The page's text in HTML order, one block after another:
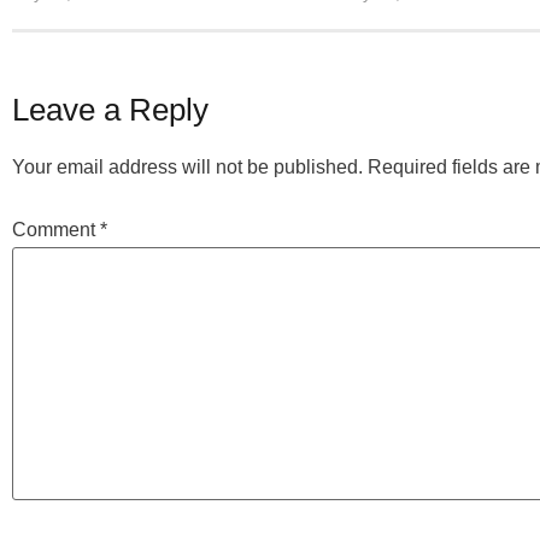
Leave a Reply
Your email address will not be published. Required fields are
Comment*